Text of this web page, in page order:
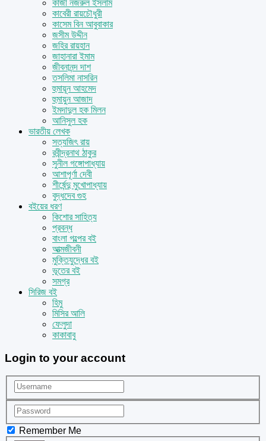
কাজী নজরুল ইসলাম
কাবেরী রায়চৌধুরী
কাসেম বিন আবুবাকার
জসীম উদ্দীন
জহির রায়হান
জাহানারা ইমাম
জীবনানন্দ দাশ
তসলিমা নাসরিন
হুমায়ূন আহমেদ
হুমায়ুন আজাদ
ইমদাদুল হক মিলন
আনিসুল হক
ভারতীয় লেখক
সত্যজিৎ রায়
রবীন্দ্রনাথ ঠাকুর
সুনীল গঙ্গোপাধ্যায়
আশাপূর্ণা দেবী
শীর্ষেন্দু মুখোপাধ্যায়
বুদ্ধদেব গুহ
বইয়ের ধরণ
কিশোর সাহিত্য
প্রবন্ধ
বাংলা গল্পের বই
আত্মজীবনী
মুক্তিযুদ্ধের বই
ভূতের বই
সমগ্র
সিরিজ বই
হিমু
মিসির আলি
ফেলুদা
কাকাবাবু
Login to your account
Remember Me